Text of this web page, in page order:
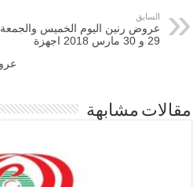
السابق
عروض رنين اليوم الخميس والجمعة
29 و 30 مارس 2018 اجهزة
مقالات مشابهة